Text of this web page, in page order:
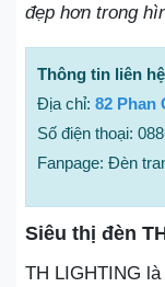
đẹp hơn trong
Thông tin liên hệ
Địa chỉ: 82 Phan
Số điện thoại:
Fanpage: Đèn
Siêu thị đèn
TH LIGHTING